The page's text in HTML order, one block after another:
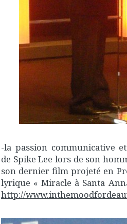
-la passion communicative
de Spike Lee lors de son
son dernier film projeté en
lyrique « Miracle à Santa
http://